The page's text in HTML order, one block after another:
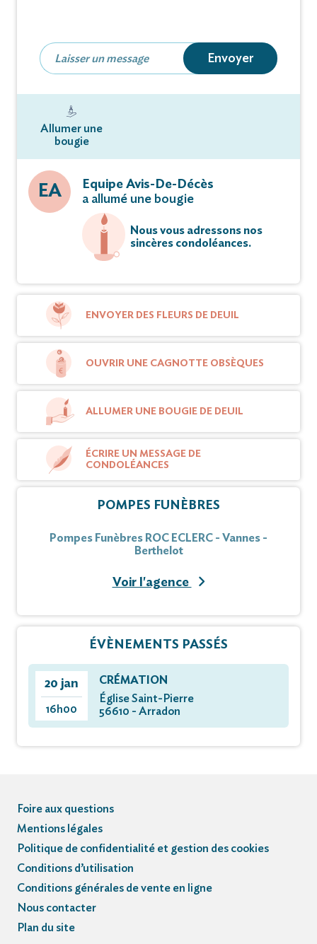
Envoyer
Allumer une
bougie
EA
Equipe Avis-De-Décès
a allumé une bougie
Nous vous adressons nos
sincères condoléances.
ENVOYER DES FLEURS DE DEUIL
OUVRIR UNE CAGNOTTE OBSÈQUES
ALLUMER UNE BOUGIE DE DEUIL
ÉCRIRE UN MESSAGE DE
CONDOLÉANCES
POMPES FUNÈBRES
Pompes Funèbres ROC ECLERC - Vannes -
Berthelot
Voir l'agence
ÉVÈNEMENTS PASSÉS
20 jan
16h00
CRÉMATION
Église Saint-Pierre
56610 - Arradon
Foire aux questions
Mentions légales
Politique de confidentialité et gestion des cookies
Conditions d’utilisation
Conditions générales de vente en ligne
Nous contacter
Plan du site